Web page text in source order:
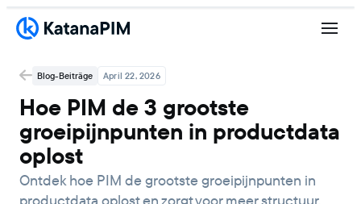
Blog-Beiträge April 22, 2026
Hoe PIM de 3 grootste
groeipijnpunten in productdata
oplost
Ontdek hoe PIM de grootste groeipijnpunten in